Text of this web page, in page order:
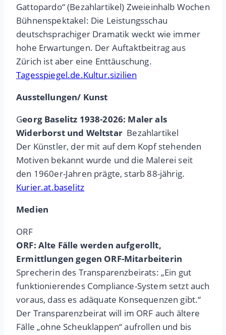
Gattopardo“ (Bezahlartikel) Zweieinhalb Wochen
Bühnenspektakel: Die Leistungsschau
deutschsprachiger Dramatik weckt wie immer
hohe Erwartungen. Der Auftaktbeitrag aus
Zürich ist aber eine Enttäuschung.
Tagesspiegel.de.Kultur.sizilien
Ausstellungen/ Kunst
Georg Baselitz 1938-2026: Maler als
Widerborst und Weltstar Bezahlartikel
Der Künstler, der mit auf dem Kopf stehenden
Motiven bekannt wurde und die Malerei seit
den 1960er-Jahren prägte, starb 88-jährig.
Kurier.at.baselitz
Medien
ORF
ORF: Alte Fälle werden aufgerollt,
Ermittlungen gegen ORF-Mitarbeiterin
Sprecherin des Transparenzbeirats: „Ein gut
funktionierendes Compliance-System setzt auch
voraus, dass es adäquate Konsequenzen gibt.“
Der Transparenzbeirat will im ORF auch ältere
Fälle „ohne Scheuklappen“ aufrollen und bis